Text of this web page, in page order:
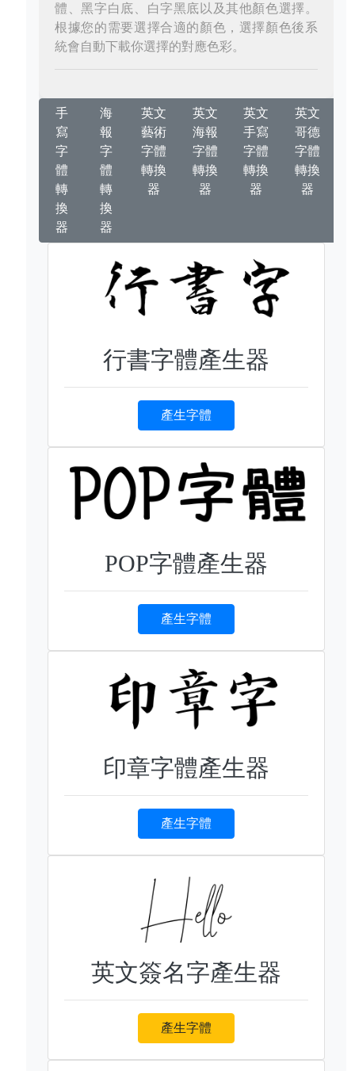
體、黑字白底、白字黑底以及其他顏色選擇。
根據您的需要選擇合適的顏色，選擇顏色後系
統會自動下載你選擇的對應色彩。
手
寫
字
體
轉
換
器
海
報
字
體
轉
換
器
英文
藝術
字體
轉換
器
英文
海報
字體
轉換
器
英文
手寫
字體
轉換
器
英文
哥德
字體
轉換
器
行書字體產生器
產生字體
POP字體產生器
產生字體
印章字體產生器
產生字體
英文簽名字產生器
產生字體